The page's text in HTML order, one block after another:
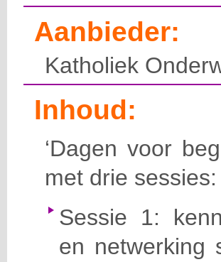
Aanbieder:
Katholiek
Inhoud:
‘Dagen voor
met drie sessies:
Sessie 1:
en netwerking